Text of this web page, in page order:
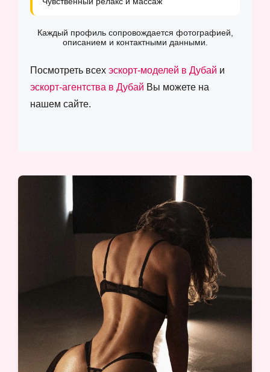
Каждый профиль сопровождается фотографией,
описанием и контактными данными.
Посмотреть всех эскорт-моделей в Дубай и
эскорт-агентства в Дубай Вы можете на
нашем сайте.